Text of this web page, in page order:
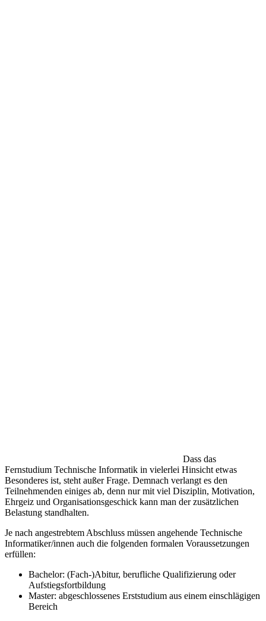
Dass das
Fernstudium Technische Informatik in vielerlei Hinsicht etwas
Besonderes ist, steht außer Frage. Demnach verlangt es den
Teilnehmenden einiges ab, denn nur mit viel Disziplin, Motivation,
Ehrgeiz und Organisationsgeschick kann man der zusätzlichen
Belastung standhalten.
Je nach angestrebtem Abschluss müssen angehende Technische
Informatiker/innen auch die folgenden formalen Voraussetzungen
erfüllen:
Bachelor: (Fach-)Abitur, berufliche Qualifizierung oder
Aufstiegsfortbildung
Master: abgeschlossenes Erststudium aus einem einschlägigen
Bereich